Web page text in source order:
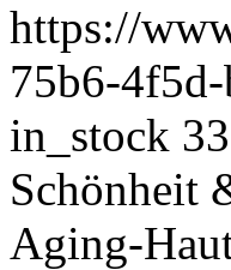
https://
75b6-
in_stock
Schönheit
Aging-